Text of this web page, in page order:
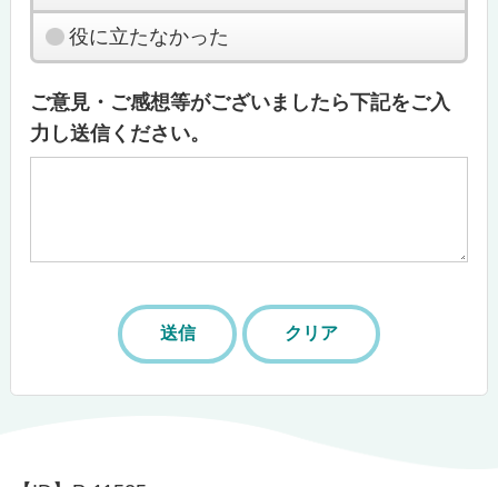
役に立たなかった
ご意見・ご感想等がございましたら下記をご入
力し送信ください。